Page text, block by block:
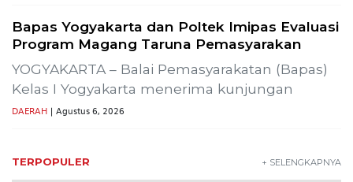
Bapas Yogyakarta dan Poltek Imipas Evaluasi
Program Magang Taruna Pemasyarakan
YOGYAKARTA – Balai Pemasyarakatan (Bapas)
Kelas I Yogyakarta menerima kunjungan
DAERAH | Agustus 6, 2026
TERPOPULER + SELENGKAPNYA